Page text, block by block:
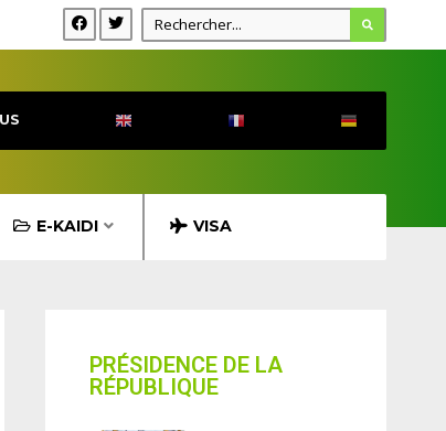
E-KAIDI VISA
PRÉSIDENCE DE LA
RÉPUBLIQUE